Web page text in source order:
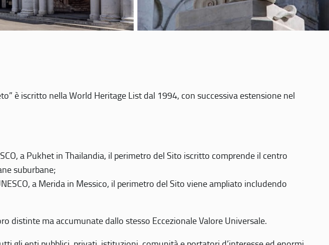
è iscritto nella World Heritage List dal 1994, con successiva estensione nel
a Pukhet in Thailandia, il perimetro del Sito iscritto comprende il centro
suburbane;
a Merida in Messico, il perimetro del Sito viene ampliato includendo
distinte ma accumunate dallo stesso Eccezionale Valore Universale.